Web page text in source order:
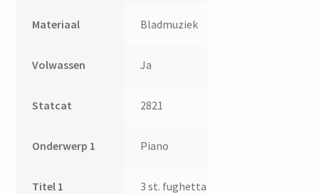
Materiaal Bladmuziek
Volwassen Ja
Statcat 2821
Onderwerp 1 Piano
Titel 1
3 st. fughetta